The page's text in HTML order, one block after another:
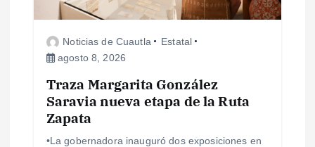
e
Noticias de Cuautla
Estatal
agosto 8, 2026
Traza Margarita González
Saravia nueva etapa de la Ruta
Zapata
•La gobernadora inauguró dos exposiciones en